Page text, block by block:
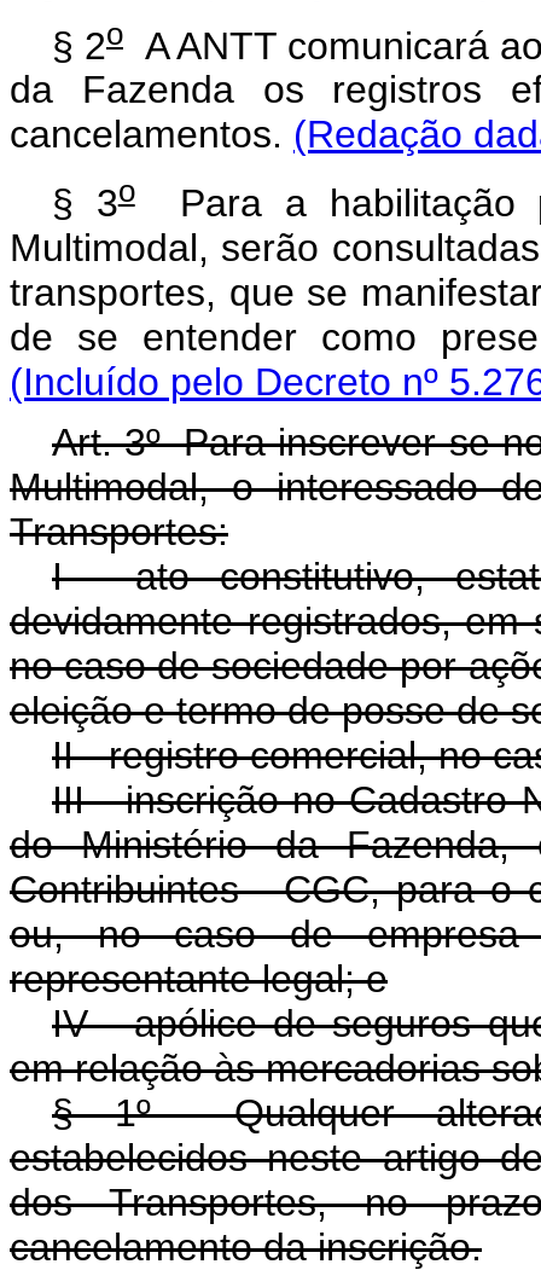
§ 2o A ANTT comunicará
da Fazenda os registros
cancelamentos. (Redação
§ 3oPara a habilitação
Multimodal, serão
transportes, que se
de se entender como
(Incluído pelo Decreto nº
Art. 3º Para inscrever-se
Multimodal, o interessado
Transportes:
I - ato constitutivo,
devidamente registrados,
no caso de sociedade por
eleição e termo de posse de
II - registro comercial, no
III - inscrição no Cadastro
do Ministério da
Contribuintes - CGC, para o
ou, no caso de empresa
representante legal; e
IV - apólice de seguros
em relação às mercadorias
§ 1º Qualquer
estabelecidos neste artigo
dos Transportes, no
cancelamento da inscrição.